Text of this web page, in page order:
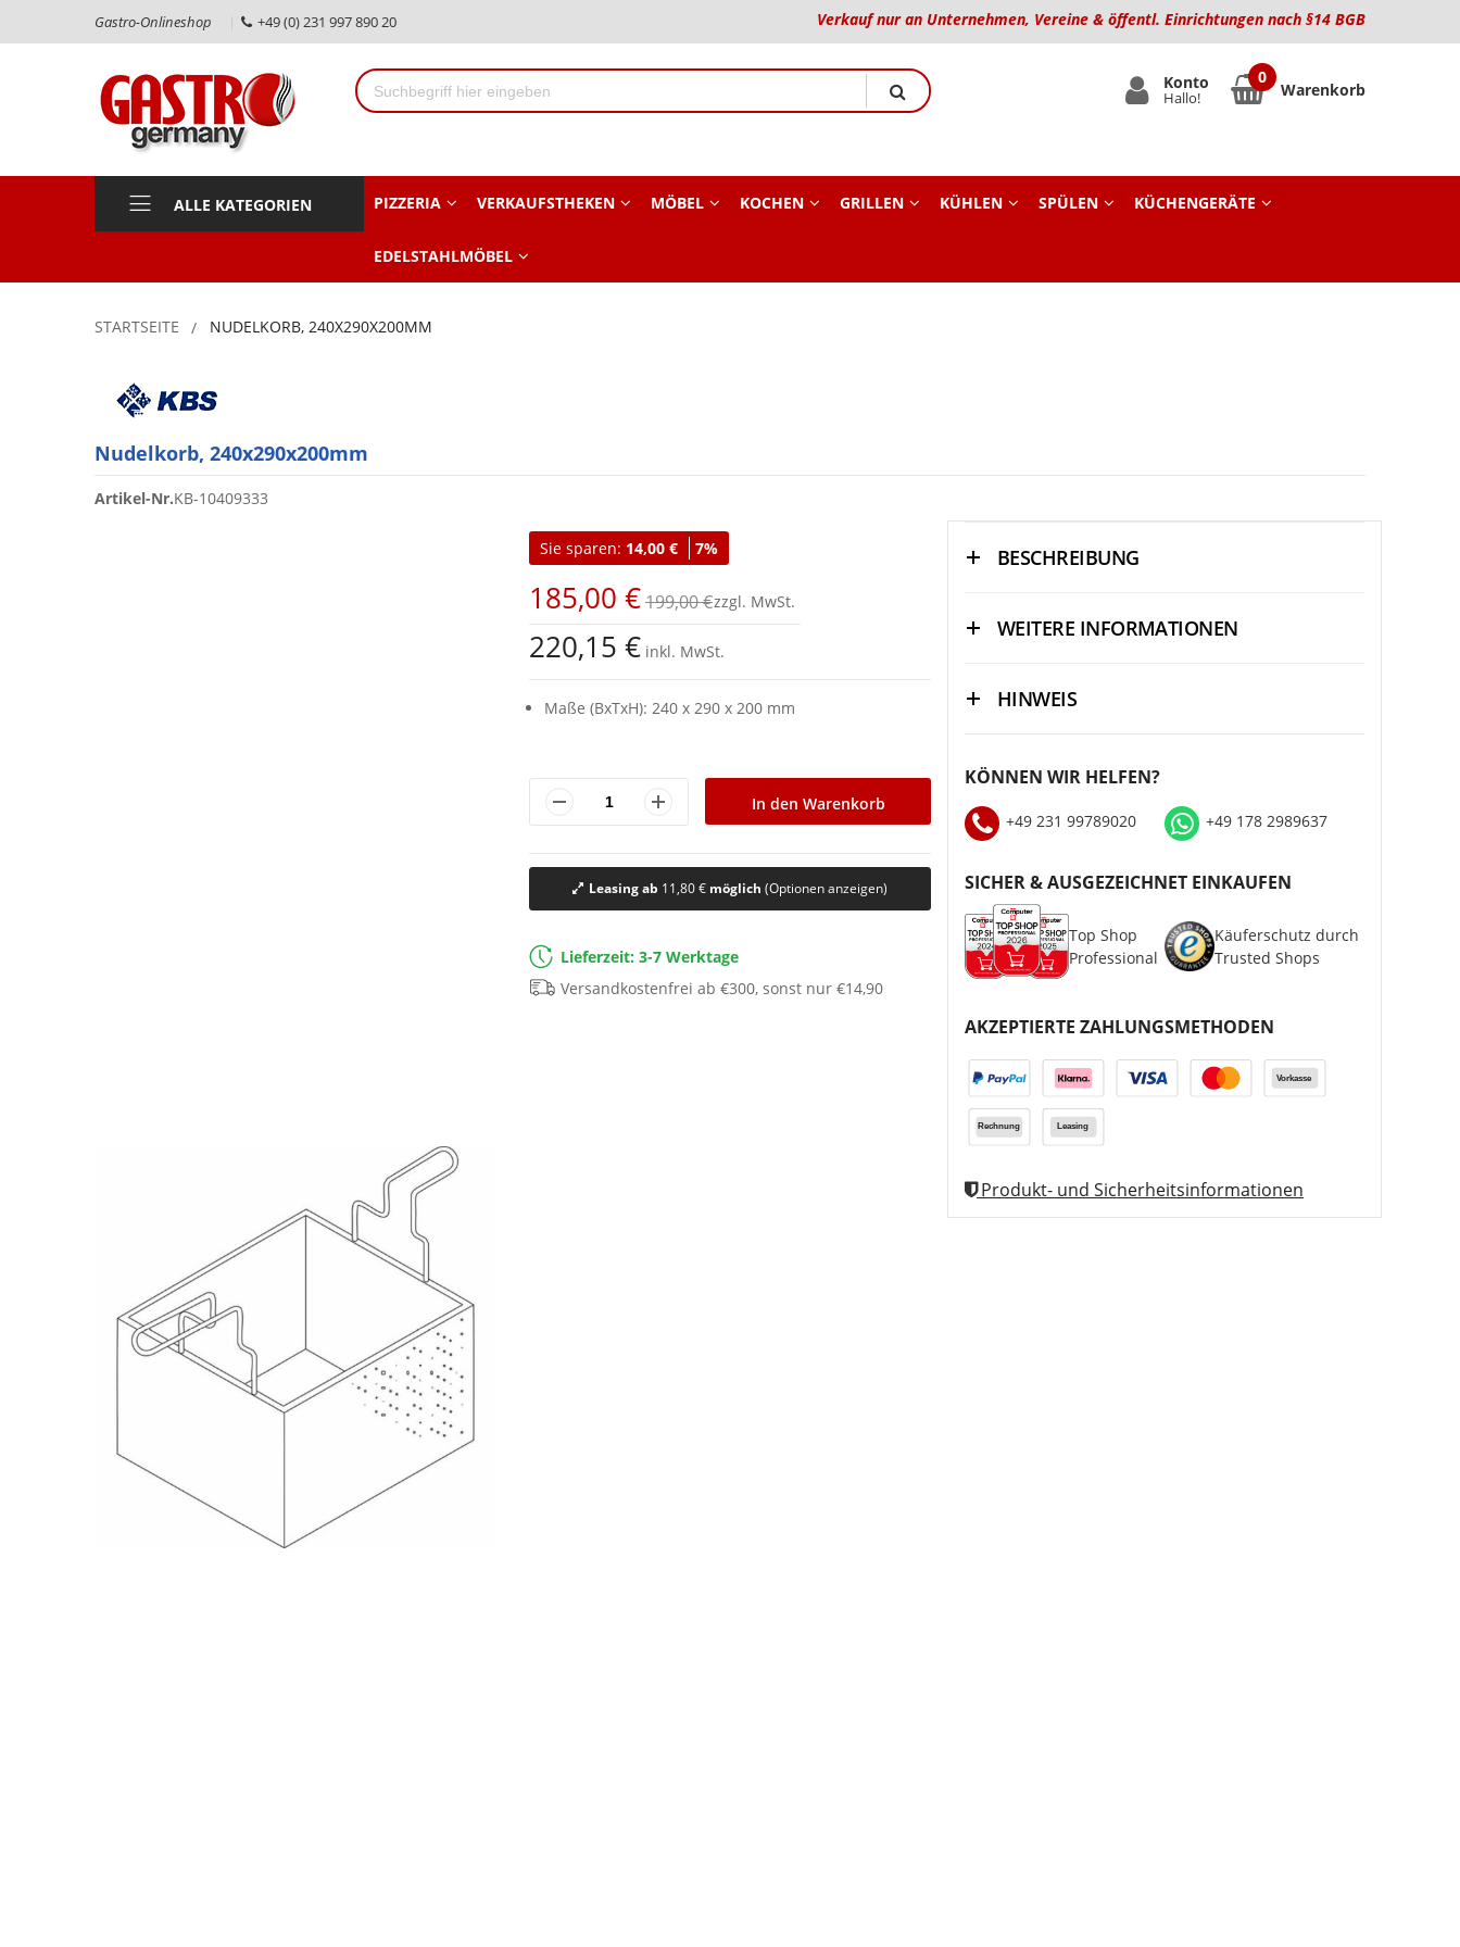
Gastro-Onlineshop +49 (0) 231 997 890 20 Verkauf nur an Unternehmen, Vereine & öffentl. Einrichtungen nach §14 BGB
Konto
Hallo! Warenkorb
ALLE KATEGORIEN PIZZERIA VERKAUFSTHEKEN MÖBEL KOCHEN GRILLEN KÜHLEN SPÜLEN KÜCHENGERÄTE
EDELSTAHLMÖBEL
STARTSEITE NUDELKORB, 240X290X200MM
Nudelkorb, 240x290x200mm
Artikel-Nr.KB-10409333
Sie sparen: 14,00 € 7%
185,00 €199,00 €
220,15 € inkl. MwSt.
Maße (BxTxH): 240 x 290 x 200 mm
In den Warenkorb
Leasing ab 11,80 € möglich (Optionen anzeigen)
Lieferzeit: 3-7 Werktage
Versandkostenfrei ab €300, sonst nur €14,90
BESCHREIBUNG
WEITERE INFORMATIONEN
HINWEIS
KÖNNEN WIR HELFEN?
+49 231 99789020 +49 178 2989637
SICHER & AUSGEZEICHNET EINKAUFEN
Top Shop
Professional
Käuferschutz durch
Trusted Shops
AKZEPTIERTE ZAHLUNGSMETHODEN
Produkt- und Sicherheitsinformationen